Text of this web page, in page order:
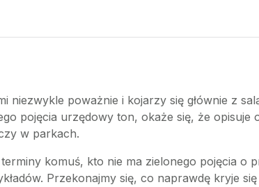
niezwykle poważnie i kojarzy się głównie z
pojęcia urzędowy ton, okaże się, że
w parkach.
terminy komuś, kto nie ma zielonego pojęcia
Przekonajmy się, co naprawdę kryje